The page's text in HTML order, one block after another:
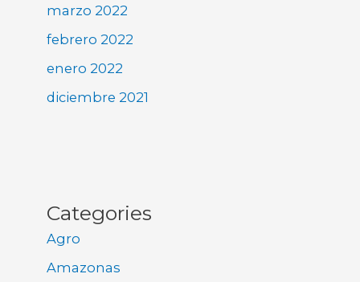
marzo 2022
febrero 2022
enero 2022
diciembre 2021
Categories
Agro
Amazonas